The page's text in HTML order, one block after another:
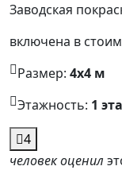
Заводская
включена в
Размер: 4x4 м
Этажность: 1
4
человек оценил